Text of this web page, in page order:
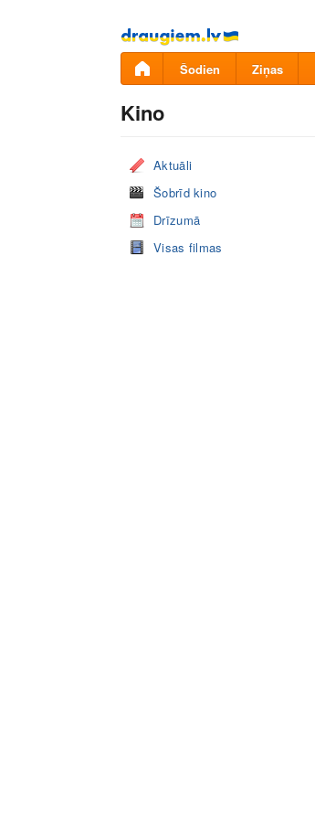
Pāriet
uz
saturu
Šodien Ziņas
Kino
Aktuāli
Šobrīd kino
Drīzumā
Visas filmas